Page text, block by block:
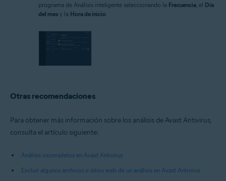
programa de Análisis inteligente seleccionando la Frecuencia , el Día
del mes y la Hora de inicio
Otras recomendaciones
Para obtener más información sobre los análisis de Avast Antivirus,
consulta el artículo siguiente:
Análisis incompletos en Avast Antivirus
Excluir algunos archivos o sitios web de un análisis en Avast Antivirus